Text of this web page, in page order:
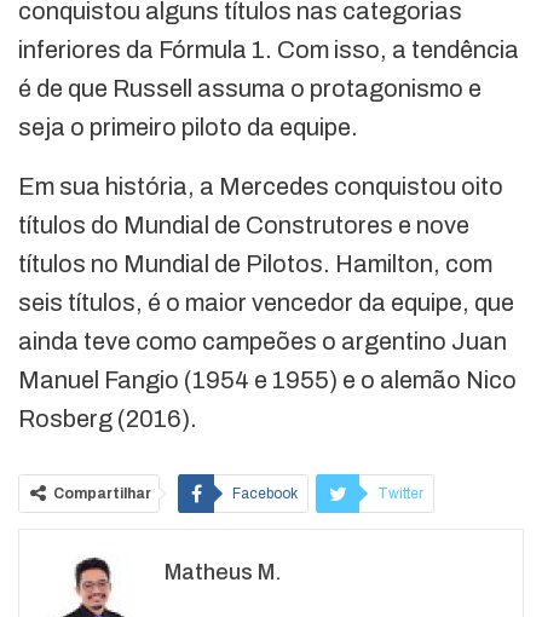
conquistou alguns títulos nas categorias
inferiores da Fórmula 1. Com isso, a tendência
é de que Russell assuma o protagonismo e
seja o primeiro piloto da equipe.
Em sua história, a Mercedes conquistou oito
títulos do Mundial de Construtores e nove
títulos no Mundial de Pilotos. Hamilton, com
seis títulos, é o maior vencedor da equipe, que
ainda teve como campeões o argentino Juan
Manuel Fangio (1954 e 1955) e o alemão Nico
Rosberg (2016).
Compartilhar Facebook Twitter
WhatsApp
Matheus M.